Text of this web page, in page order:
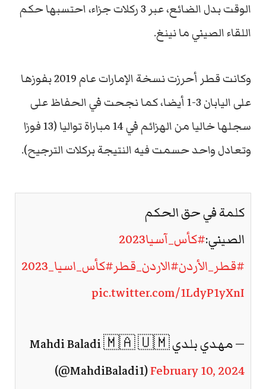
الوقت بدل الضائع، عبر 3 ركلات جزاء، احتسبها حكم
اللقاء الصيني ما نينغ.
وكانت قطر أحرزت نسخة الإمارات عام 2019 بفوزها
على اليابان 3-1 أيضا، كما نجحت في الحفاظ على
سجلها خاليا من الهزائم في 14 مباراة تواليا (13 فوزا
وتعادل واحد حسمت فيه النتيجة بركلات الترجيح).
كلمة في حق الحكم
الصيني:#كأس_آسيا2023
#قطر_الأردن#الاردن_قطر#كأس_اسيا_2023
pic.twitter.com/1LdyP1yXnI
— مهدي بلدي Mahdi Baladi 🇲🇦 🇺🇲
(@MahdiBaladi1)February 10, 2024